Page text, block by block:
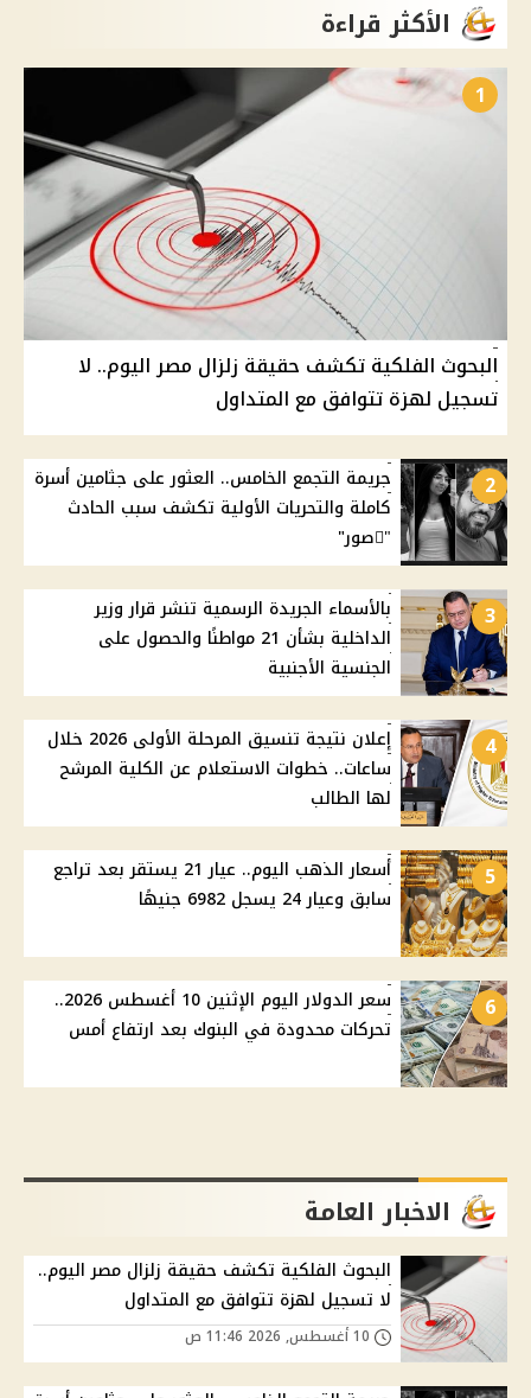
الأكثر قراءة
1
البحوث الفلكية تكشف حقيقة زلزال مصر اليوم.. لا
تسجيل لهزة تتوافق مع المتداول
2
جريمة التجمع الخامس.. العثور على جثامين أسرة
كاملة والتحريات الأولية تكشف سبب الحادث
"ًصور"
3
بالأسماء الجريدة الرسمية تنشر قرار وزير
الداخلية بشأن 21 مواطنًا والحصول على
الجنسية الأجنبية
4
إعلان نتيجة تنسيق المرحلة الأولى 2026 خلال
ساعات.. خطوات الاستعلام عن الكلية المرشح
لها الطالب
5
أسعار الذهب اليوم.. عيار 21 يستقر بعد تراجع
سابق وعيار 24 يسجل 6982 جنيهًا
6
سعر الدولار اليوم الإثنين 10 أغسطس 2026..
تحركات محدودة في البنوك بعد ارتفاع أمس
الاخبار العامة
البحوث الفلكية تكشف حقيقة زلزال مصر اليوم..
لا تسجيل لهزة تتوافق مع المتداول